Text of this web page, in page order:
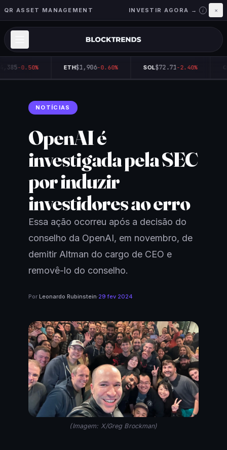
QR ASSET MANAGEMENT INVESTIR AGORA → i ×
-0.50% ETH$1,906-0.60% SOL$72.71-2.40%
NOTÍCIAS
OpenAI é
investigada pela SEC
por induzir
investidores ao erro
Essa ação ocorreu após a decisão do
conselho da OpenAI, em novembro, de
demitir Altman do cargo de CEO e
removê-lo do conselho.
Por Leonardo Rubinstein·29 fev 2024
(Imagem: X/Greg Brockman)